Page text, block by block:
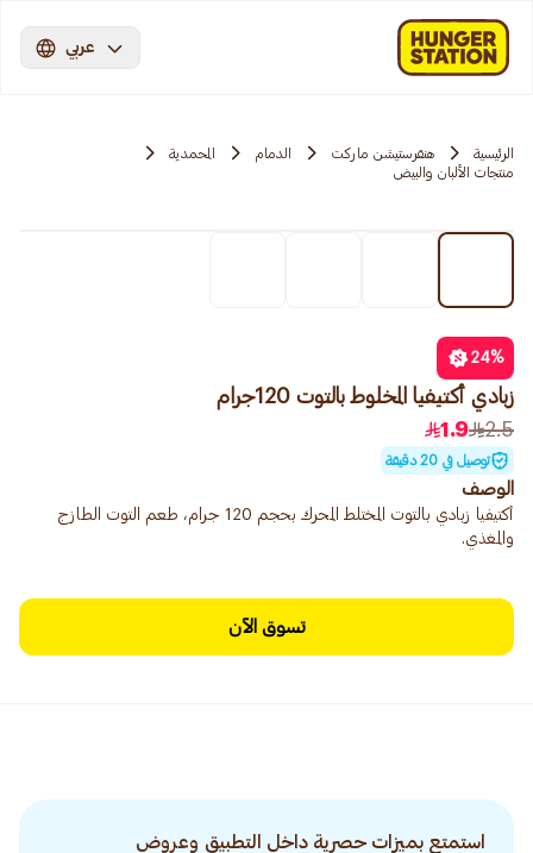
عربي
الرئيسية هنقرستيشن ماركت الدمام
المحمدية
منتجات الألبان والبيض
24%
زبادي أكتيفيا المخلوط بالتوت 120جرام
2.5
1.9
توصيل في 20 دقيقة
الوصف
أكتيفيا زبادي بالتوت المختلط المحرك بحجم 120 جرام، طعم التوت الطازج
والمغذي.
تسوق الآن
استمتع بميزات حصرية داخل التطبيق وعروض